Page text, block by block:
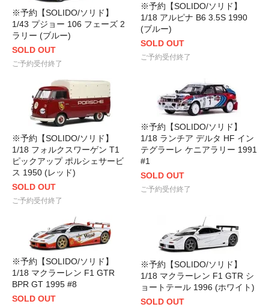
※予約【SOLIDO/ソリド】
1/43 プジョー 106 フェーズ 2
ラリー (ブルー)
SOLD OUT
ご予約受付終了
※予約【SOLIDO/ソリド】
1/18 アルピナ B6 3.5S 1990
(ブルー)
SOLD OUT
ご予約受付終了
※予約【SOLIDO/ソリド】
1/18 フォルクスワーゲン T1
ピックアップ ポルシェサービ
ス 1950 (レッド)
SOLD OUT
ご予約受付終了
※予約【SOLIDO/ソリド】
1/18 ランチア デルタ HF イン
テグラーレ ケニアラリー 1991
#1
SOLD OUT
ご予約受付終了
※予約【SOLIDO/ソリド】
1/18 マクラーレン F1 GTR
BPR GT 1995 #8
SOLD OUT
※予約【SOLIDO/ソリド】
1/18 マクラーレン F1 GTR シ
ョートテール 1996 (ホワイト)
SOLD OUT